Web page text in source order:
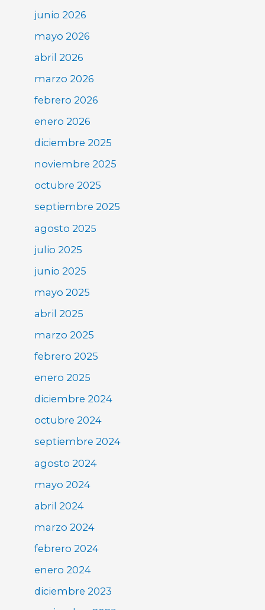
junio 2026
mayo 2026
abril 2026
marzo 2026
febrero 2026
enero 2026
diciembre 2025
noviembre 2025
octubre 2025
septiembre 2025
agosto 2025
julio 2025
junio 2025
mayo 2025
abril 2025
marzo 2025
febrero 2025
enero 2025
diciembre 2024
octubre 2024
septiembre 2024
agosto 2024
mayo 2024
abril 2024
marzo 2024
febrero 2024
enero 2024
diciembre 2023